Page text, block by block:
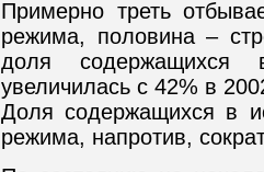
Примерно треть
режима, половина –
доля содержащихся
увеличилась с 42% в
Доля содержащихся в
режима, напротив,